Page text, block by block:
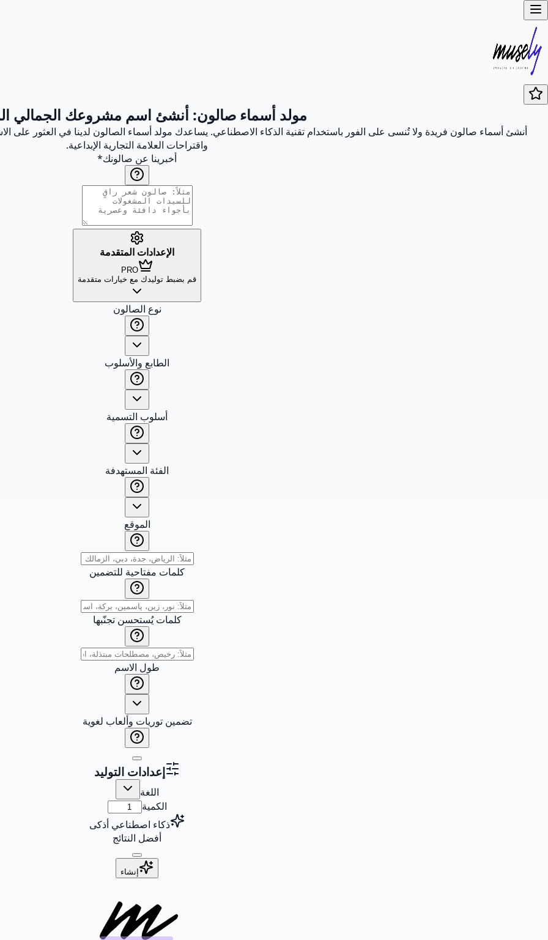
مولد أسماء صالون: أنشئ اسم مشروعك الجمالي
أنشئ أسماء صالون فريدة ولا تُنسى على الفور باستخدام تقنية الذكاء الاصطناعي. يساعدك مولد أسماء الصالون لدينا في العثور على
واقتراحات العلامة التجارية الإبداعية.
أخبرينا عن صالونك*
الإعدادات المتقدمة
PRO
قم بضبط توليدك مع خيارات متقدمة
نوع الصالون
الطابع والأسلوب
أسلوب التسمية
الفئة المستهدفة
الموقع
كلمات مفتاحية للتضمين
كلمات يُستحسن تجنّبها
طول الاسم
تضمين توريات وألعاب لغوية
إعدادات التوليد
اللغة
الكمية
ذكاء اصطناعي أذكى
أفضل النتائج
إنشاء